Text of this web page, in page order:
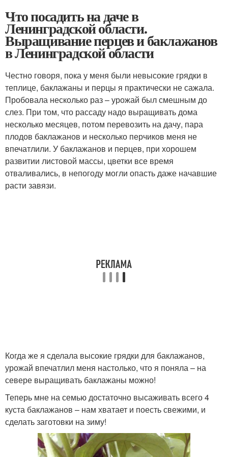
Что посадить на даче в
Ленинградской области.
Выращивание перцев и баклажанов
в Ленинградской области
Честно говоря, пока у меня были невысокие грядки в
теплице, баклажаны и перцы я практически не сажала.
Пробовала несколько раз – урожай был смешным до
слез. При том, что рассаду надо выращивать дома
несколько месяцев, потом перевозить на дачу, пара
плодов баклажанов и несколько перчиков меня не
впечатлили. У баклажанов и перцев, при хорошем
развитии листовой массы, цветки все время
отваливались, в непогоду могли опасть даже начавшие
расти завязи.
Когда же я сделала высокие грядки для баклажанов,
урожай впечатлил меня настолько, что я поняла – на
севере выращивать баклажаны можно!
Теперь мне на семью достаточно высаживать всего 4
куста баклажанов – нам хватает и поесть свежими, и
сделать заготовки на зиму!